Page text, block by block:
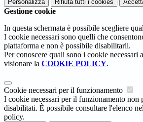
Personalizza Rifiuta tutti i cookies
Gestione cookie
In questa schermata è possibile scegliere
I cookie necessari sono quelli che
piattaforma e non è possibile disabilitarli.
Per conoscere quali sono i cookie necessari
visionare la COOKIE POLICY.
Cookie necessari per il funzionamento
I cookie necessari per il funzionamento non
disabilitati. È possibile consultare l'elenco
policy.